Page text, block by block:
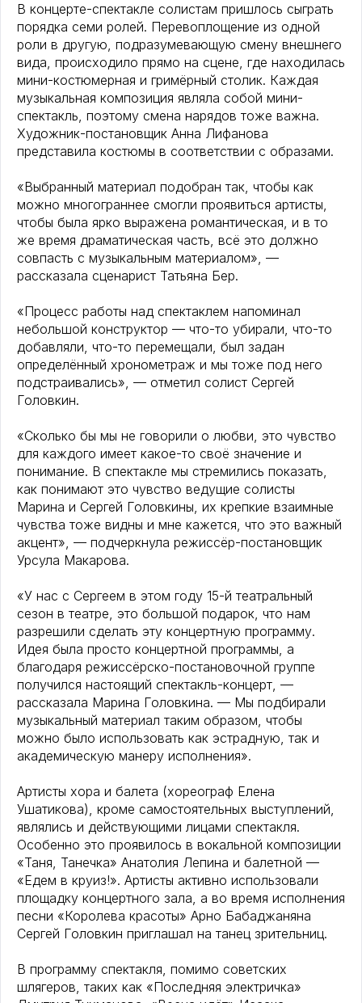
В концерте-спектакле солистам пришлось сыграть
порядка семи ролей. Перевоплощение из одной
роли в другую, подразумевающую смену внешнего
вида, происходило прямо на сцене, где находилась
мини-костюмерная и гримёрный столик. Каждая
музыкальная композиция являла собой мини-
спектакль, поэтому смена нарядов тоже важна.
Художник-постановщик Анна Лифанова
представила костюмы в соответствии с образами.
«Выбранный материал подобран так, чтобы как
можно многограннее смогли проявиться артисты,
чтобы была ярко выражена романтическая, и в то
же время драматическая часть, всё это должно
совпасть с музыкальным материалом», —
рассказала сценарист Татьяна Бер.
«Процесс работы над спектаклем напоминал
небольшой конструктор — что-то убирали, что-то
добавляли, что-то перемещали, был задан
определённый хронометраж и мы тоже под него
подстраивались», — отметил солист Сергей
Головкин.
«Сколько бы мы не говорили о любви, это чувство
для каждого имеет какое-то своё значение и
понимание. В спектакле мы стремились показать,
как понимают это чувство ведущие солисты
Марина и Сергей Головкины, их крепкие взаимные
чувства тоже видны и мне кажется, что это важный
акцент», — подчеркнула режиссёр-постановщик
Урсула Макарова.
«У нас с Сергеем в этом году 15-й театральный
сезон в театре, это большой подарок, что нам
разрешили сделать эту концертную программу.
Идея была просто концертной программы, а
благодаря режиссёрско-постановочной группе
получился настоящий спектакль-концерт, —
рассказала Марина Головкина. — Мы подбирали
музыкальный материал таким образом, чтобы
можно было использовать как эстрадную, так и
академическую манеру исполнения».
Артисты хора и балета (хореограф Елена
Ушатикова), кроме самостоятельных выступлений,
являлись и действующими лицами спектакля.
Особенно это проявилось в вокальной композиции
«Таня, Танечка» Анатолия Лепина и балетной —
«Едем в круиз!». Артисты активно использовали
площадку концертного зала, а во время исполнения
песни «Королева красоты» Арно Бабаджаняна
Сергей Головкин приглашал на танец зрительниц.
В программу спектакля, помимо советских
шлягеров, таких как «Последняя электричка»